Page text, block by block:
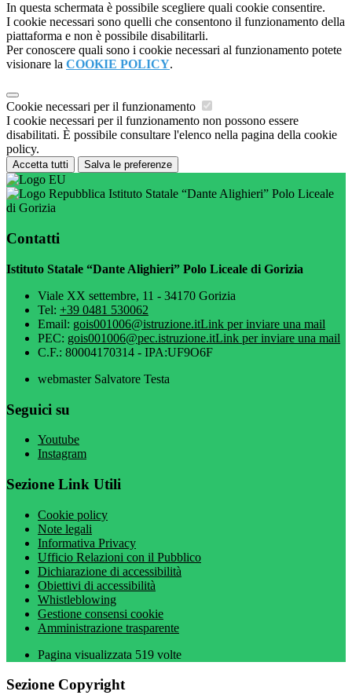
In questa schermata è possibile scegliere quali cookie consentire.
I cookie necessari sono quelli che consentono il funzionamento della
piattaforma e non è possibile disabilitarli.
Per conoscere quali sono i cookie necessari al funzionamento potete
visionare la COOKIE POLICY.
Cookie necessari per il funzionamento
I cookie necessari per il funzionamento non possono essere
disabilitati. È possibile consultare l'elenco nella pagina della cookie
policy.
Accetta tutti Salva le preferenze
Istituto Statale “Dante Alighieri” Polo Liceale
di Gorizia
Contatti
Istituto Statale “Dante Alighieri” Polo Liceale di Gorizia
Viale XX settembre, 11 - 34170 Gorizia
Tel: +39 0481 530062
Email: gois001006@istruzione.itLink per inviare una mail
PEC: gois001006@pec.istruzione.itLink per inviare una mail
C.F.: 80004170314 - IPA:UF9O6F
webmaster Salvatore Testa
Seguici su
Youtube
Instagram
Sezione Link Utili
Cookie policy
Note legali
Informativa Privacy
Ufficio Relazioni con il Pubblico
Dichiarazione di accessibilità
Obiettivi di accessibilità
Whistleblowing
Gestione consensi cookie
Amministrazione trasparente
Pagina visualizzata 519 volte
Sezione Copyright